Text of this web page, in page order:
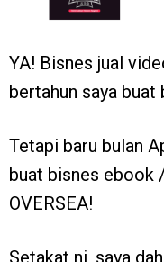
YA! Bisnes jual
bertahun saya
Tetapi baru bulan
buat bisnes ebook
OVERSEA!
Setakat ni, saya